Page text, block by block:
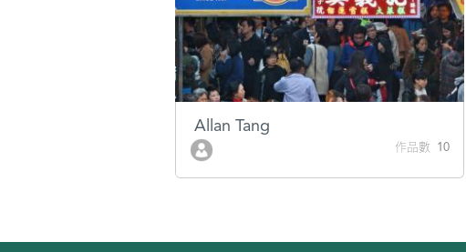
Allan Tang
作品數 10